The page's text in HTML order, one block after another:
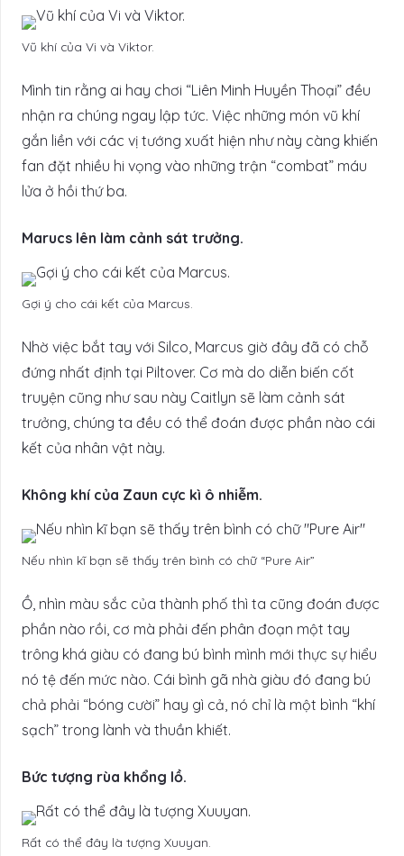
Vũ khí của Vi và Viktor.
Mình tin rằng ai hay chơi “Liên Minh Huyền Thoại” đều
nhận ra chúng ngay lập tức. Việc những món vũ khí
gắn liền với các vị tướng xuất hiện như này càng khiến
fan đặt nhiều hi vọng vào những trận “combat” máu
lửa ở hồi thứ ba.
Marucs lên làm cảnh sát trưởng.
Gợi ý cho cái kết của Marcus.
Nhờ việc bắt tay với Silco, Marcus giờ đây đã có chỗ
đứng nhất định tại Piltover. Cơ mà do diễn biến cốt
truyện cũng như sau này Caitlyn sẽ làm cảnh sát
trưởng, chúng ta đều có thể đoán được phần nào cái
kết của nhân vật này.
Không khí của Zaun cực kì ô nhiễm.
Nếu nhìn kĩ bạn sẽ thấy trên bình có chữ “Pure Air”
Ồ, nhìn màu sắc của thành phố thì ta cũng đoán được
phần nào rồi, cơ mà phải đến phân đoạn một tay
trông khá giàu có đang bú bình mình mới thực sự hiểu
nó tệ đến mức nào. Cái bình gã nhà giàu đó đang bú
chả phải “bóng cười” hay gì cả, nó chỉ là một bình “khí
sạch” trong lành và thuần khiết.
Bức tượng rùa khổng lồ.
Rất có thể đây là tượng Xuuyan.